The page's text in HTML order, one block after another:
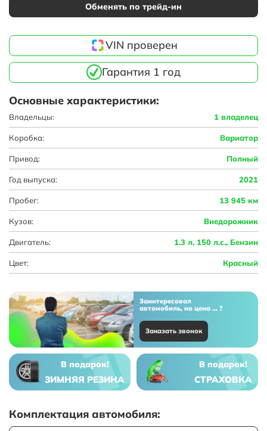
Обменять по трейд-ин
VIN проверен
Гарантия 1 год
Основные характеристики:
Владельцы: 1 владелец
Коробка: Вариатор
Привод: Полный
Год выпуска: 2021
Пробег: 13 945 км
Кузов: Внедорожник
Двигатель: 1.3 л, 150 л.с., Бензин
Цвет: Красный
Заинтересовал
автомобиль, но цена ... ?
Заказать звонок
В подарок!
ЗИМНЯЯ РЕЗИНА
В подарок!
СТРАХОВКА
Комплектация автомобиля: